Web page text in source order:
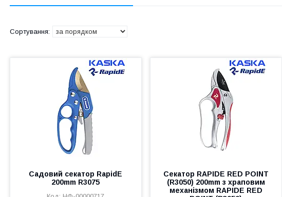
Cадовий секатор RapidE
200mm R3075
Секатор RAPIDE RED POINT
(R3050) 200mm з храповим
механізмом RAPIDE RED